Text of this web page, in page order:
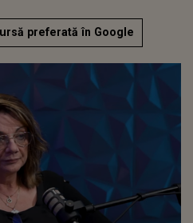
preferată în Google